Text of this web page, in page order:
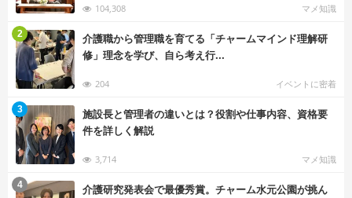
104,308 マメ知識
介護職から管理職を育てる「チャームマインド理解研
修」理念を学び、自ら考え行...
204 イベントに密着
2
施設長と管理者の違いとは？役割や仕事内容、資格要
件を詳しく解説
3,714 マメ知識
3
介護研究発表会で最優秀賞。チャーム水元公園が挑ん
4